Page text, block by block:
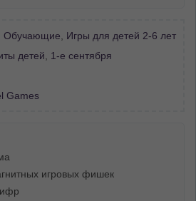
Обучающие
Игры для детей 2-6 лет
детей
1-е сентября
Games
игровых фишек